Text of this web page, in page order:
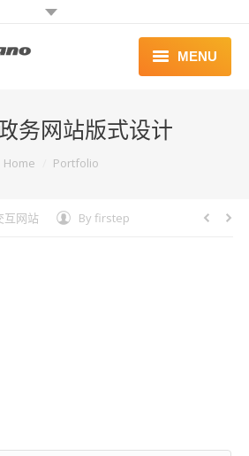
MENU
案例 | WORKS
务网站版式设计
Home Portfolio
互网站 By firstep